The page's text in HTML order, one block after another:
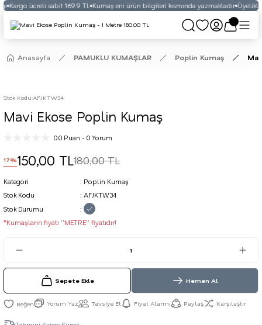
Kargo ücreti sabit 169.9 TL Kumaş eni ürün bilgileri kısmında yazmaktadır Üyelikli
Anasayfa PAMUKLU KUMAŞLAR Poplin Kumaş
Stok Kodu:AFJKTW34
Mavi Ekose Poplin Kumaş
0.0 Puan - 0 Yorum
17%150,00 TL180,00 TL
Kategori
Poplin Kumaş
Stok Kodu
AFJKTW34
Stok Durumu
*Kumaşların fiyatı ''METRE'' fiyatıdır!
Sepete Ekle Hemen Al
Yorum Yaz Tavsiye Et Fiyat Alarmı Paylaş Karşılaştır